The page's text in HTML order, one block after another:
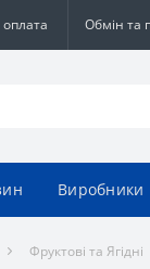
Обмін та
Виробники
Фруктові та Ягідні